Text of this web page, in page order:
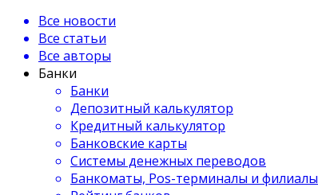
Все новости
Все статьи
Все авторы
Банки
Банки
Депозитный калькулятор
Кредитный калькулятор
Банковские карты
Системы денежных переводов
Банкоматы, Pos-терминалы и филиалы